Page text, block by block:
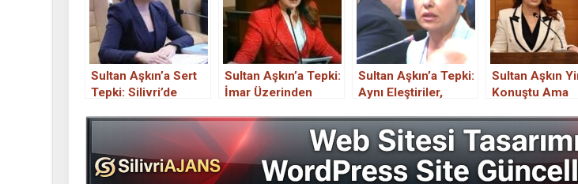
Sultan Aşkın’a Sert
Tepki: Silivri’de
Tırmandırılıyor.
Sultan Aşkın’a Tepki:
İmar Üzerinden
Sultan Aşkın’a Tepki:
Aynı Eleştiriler,
Sultan Aşkın
Konuştu Ama
Unuttu!